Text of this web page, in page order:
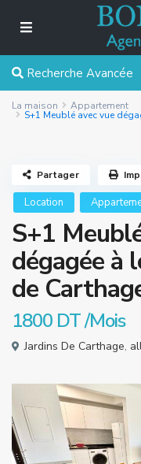
Recherche Avancée
La maison Appartement
S+1 Meublé avec vue
Location
S+1
dégagée à
de
1800 DT/Mois
Jardins De Carthage,
Partager